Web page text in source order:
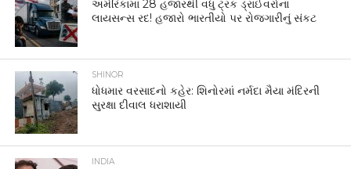
અમેરિકામાં 28 હજારથી વધુ ટ્રક ડ્રાઈવરોના
લાયસન્સ રદ! હજારો ભારતીયો પર રોજગારીનું સંકટ
SHINOR
ધોધમાર વરસાદનો કહેર: શિનોરમાં નર્મદા મૈયા મંદિરની
સુરક્ષા દીવાલ ધરાશાયી
INDIA